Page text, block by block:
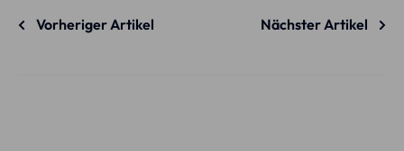
Vorheriger Artikel Nächster Artikel